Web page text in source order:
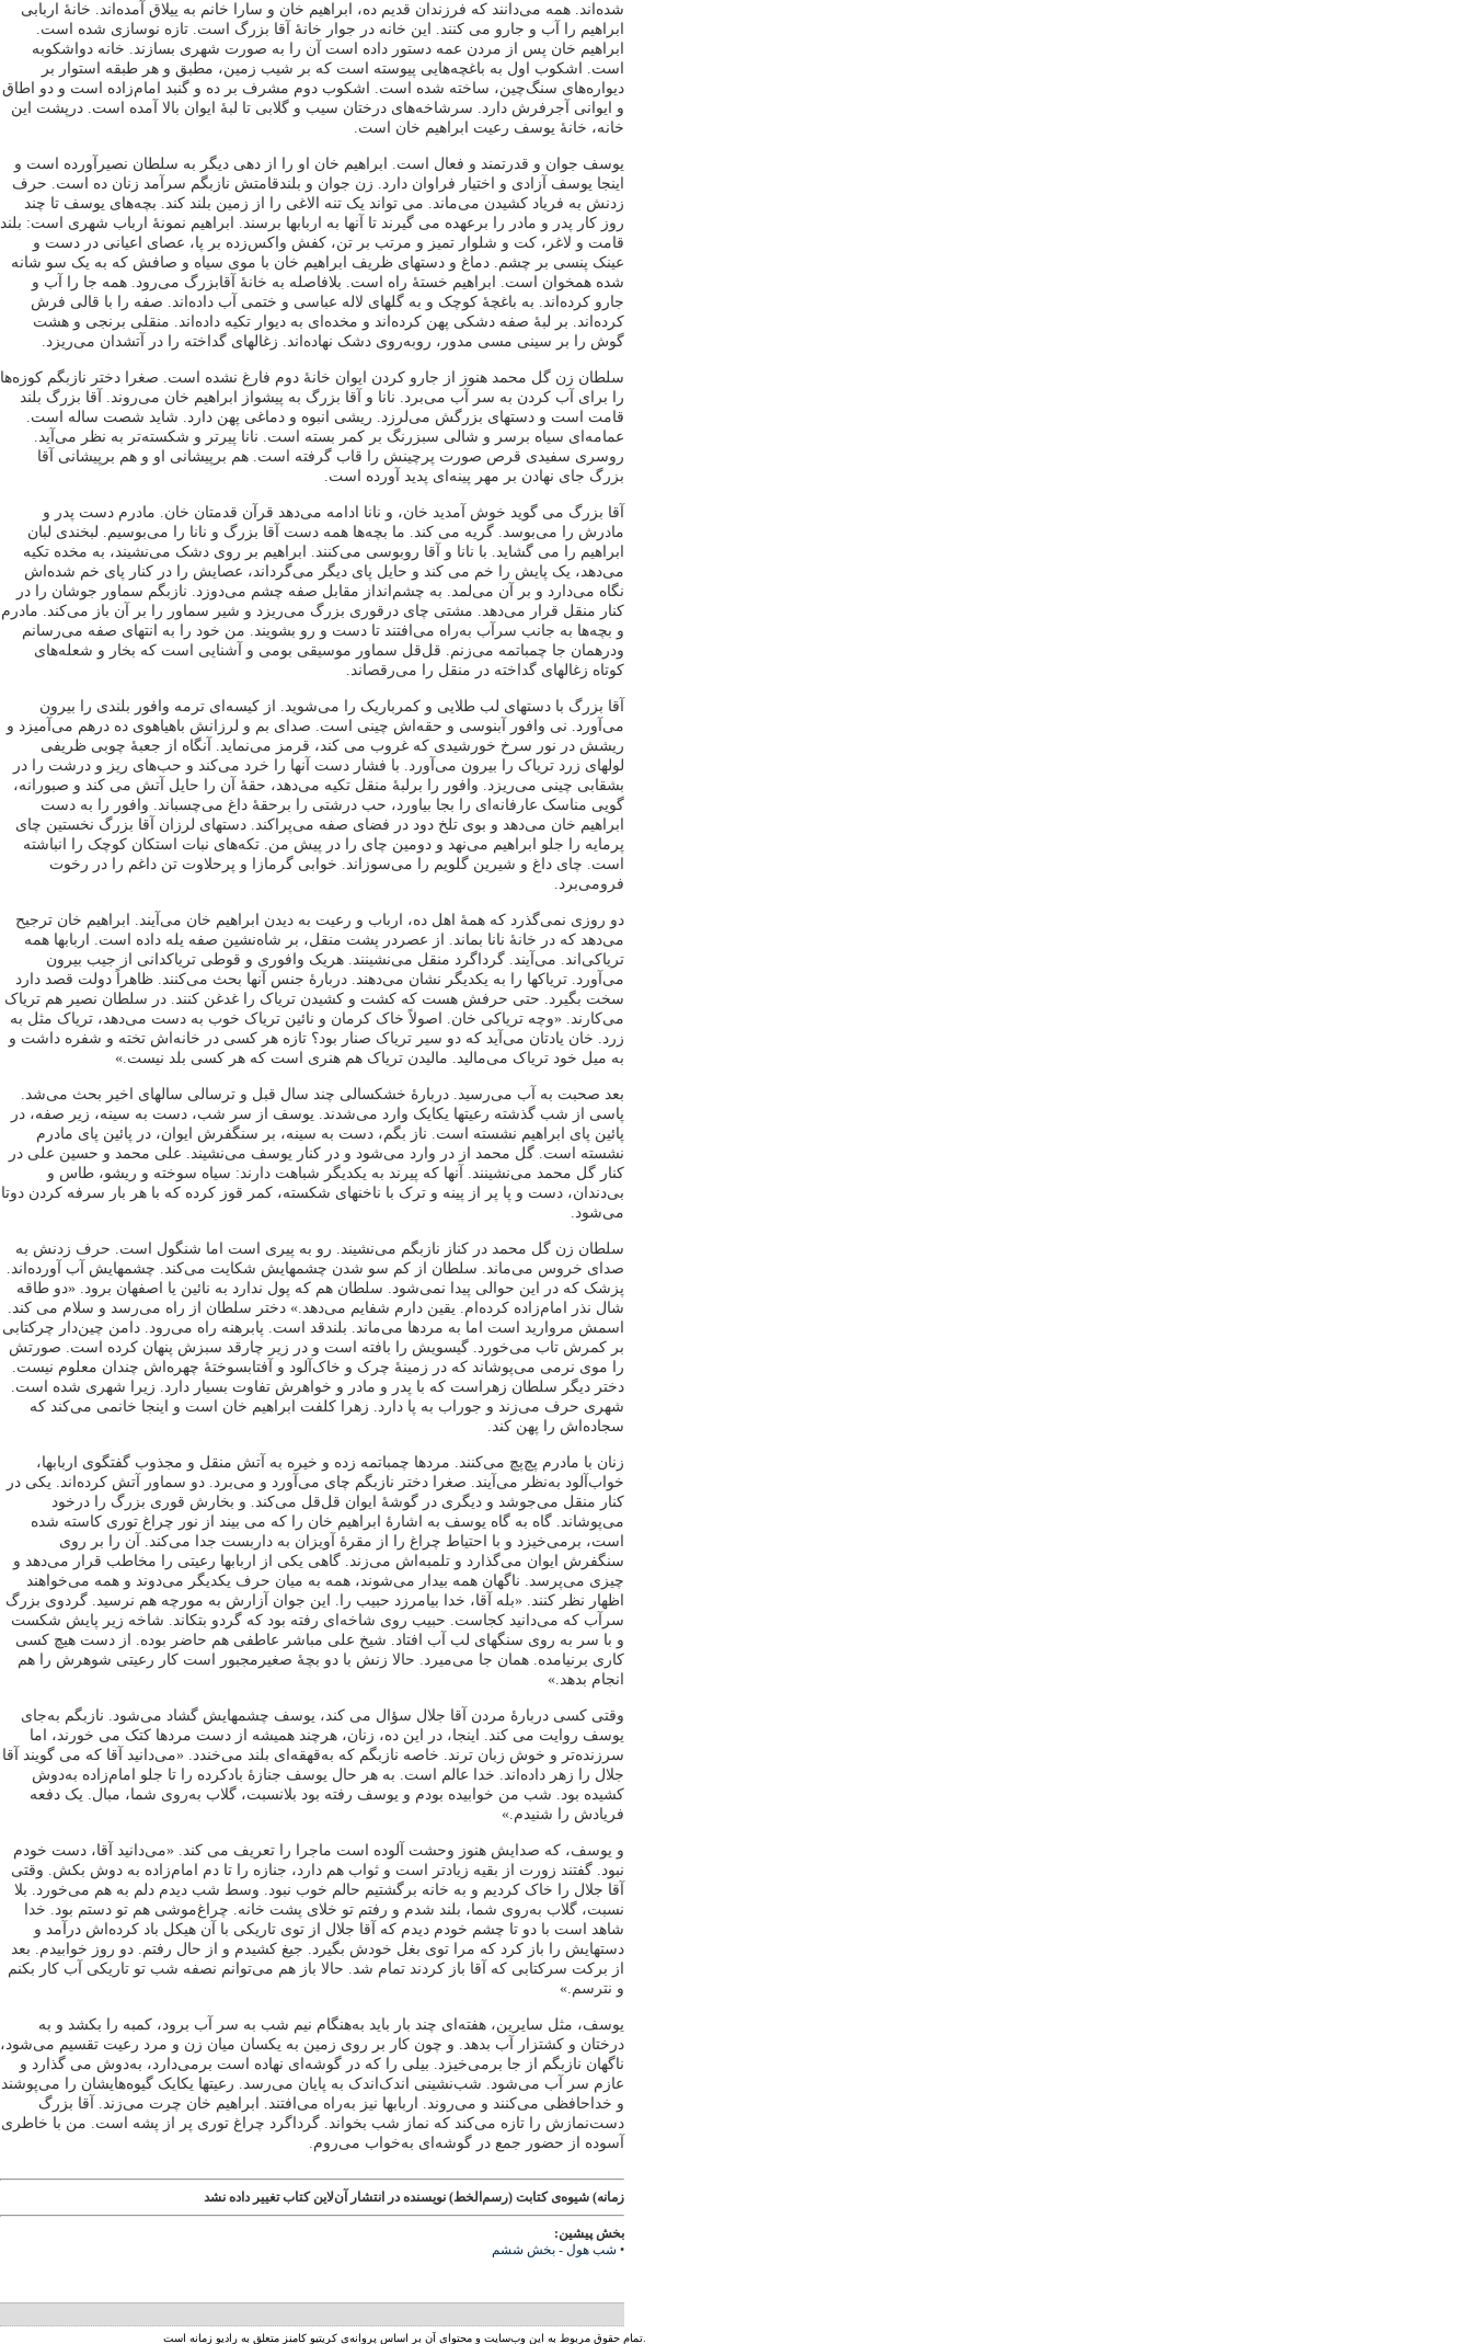
شده‌اند. همه می‌دانند که فرزندان قدیم ده، ابراهیم خان و سارا خانم به ییلاق آمده‌اند. خانۀ اربابی
ابراهیم را آب و جارو می کنند. این خانه در جوار خانۀ آقا بزرگ است. تازه نوسازی شده است.
ابراهیم خان پس از مردن عمه دستور داده است آن را به صورت شهری بسازند. خانه دواشکوبه
است. اشکوب اول به باغچه‌هایی پیوسته است که بر شیب زمین، مطبق و هر طبقه استوار بر
دیواره‌های سنگ‌چین، ساخته شده است. اشکوب دوم مشرف بر ده و گنبد امام‌زاده است و دو اطاق
و ایوانی آجرفرش دارد. سرشاخه‌های درختان سیب و گلابی تا لبۀ ایوان بالا آمده است. درپشت این
خانه، خانۀ یوسف رعیت ابراهیم خان است.
یوسف جوان و قدرتمند و فعال است. ابراهیم خان او را از دهی دیگر به سلطان نصیرآورده است و
اینجا یوسف آزادی و اختیار فراوان دارد. زن جوان و بلندقامتش نازبگم سرآمد زنان ده است. حرف
زدنش به فریاد کشیدن می‌ماند. می تواند یک تنه الاغی را از زمین بلند کند. بچه‌های یوسف تا چند
روز کار پدر و مادر را برعهده می گیرند تا آنها به اربابها برسند. ابراهیم نمونۀ ارباب شهری است: بلند
قامت و لاغر، کت و شلوار تمیز و مرتب بر تن، کفش واکس‌زده بر پا، عصای اعیانی در دست و
عینک پنسی بر چشم. دماغ و دستهای ظریف ابراهیم خان با موی سیاه و صافش که به یک سو شانه
شده همخوان است. ابراهیم خستۀ راه است. بلافاصله به خانۀ آقابزرگ می‌رود. همه‌ جا را آب و
جارو کرده‌اند. به باغچۀ کوچک و به گلهای لاله عباسی و ختمی آب داده‌اند. صفه را با قالی فرش
کرده‌اند. بر لبۀ صفه دشکی پهن کرده‌اند و مخده‌ای به دیوار تکیه داده‌اند. منقلی برنجی و هشت
گوش را بر سینی مسی مدور، روبه‌روی دشک نهاده‌اند. زغالهای گداخته را در آتشدان می‌ریزد.
سلطان زن گل محمد هنوز از جارو کردن ایوان خانۀ دوم فارغ نشده است. صغرا دختر نازبگم کوزه‌ها
را برای آب کردن به سر آب می‌برد. نانا و آقا بزرگ به پیشواز ابراهیم خان می‌روند. آقا بزرگ بلند
قامت است و دستهای بزرگش می‌لرزد. ریشی انبوه و دماغی پهن دارد. شاید شصت ساله است.
عمامه‌ای سیاه برسر و شالی سبزرنگ بر کمر بسته است. نانا پیرتر و شکسته‌تر به ‌نظر می‌آید.
روسری سفیدی قرص صورت پرچینش را قاب گرفته است. هم برپیشانی او و هم برپیشانی آقا
بزرگ جای نهادن بر مهر پینه‌ای پدید آورده است.
آقا بزرگ می گوید خوش آمدید خان، و نانا ادامه می‌دهد قرآن قدمتان خان. مادرم دست پدر و
مادرش را می‌بوسد. گریه می کند. ما بچه‌ها همه دست آقا بزرگ و نانا را می‌بوسیم. لبخندی لبان
ابراهیم را می گشاید. با نانا و آقا روبوسی می‌کنند. ابراهیم بر روی دشک می‌نشیند، به مخده تکیه
می‌دهد، یک پایش را خم می کند و حایل پای دیگر می‌‌گرداند، عصایش را در کنار پای خم شده‌اش
نگاه می‌دارد و بر آن می‌لمد. به چشم‌انداز مقابل صفه چشم می‌دوزد. نازبگم سماور جوشان را در
کنار منقل قرار می‌دهد. مشتی چای درقوری بزرگ می‌ریزد و شیر سماور را بر آن باز می‌کند. مادرم
و بچه‌ها به جانب سرآب به‌راه می‌افتند تا دست و رو بشویند. من خود را به انتهای صفه می‌رسانم
ودرهمان جا چمباتمه می‌زنم. قل‌قل سماور موسیقی بومی و آشنایی است که بخار و شعله‌های
کوتاه زغالهای گداخته در منقل را می‌رقصاند.
آقا بزرگ با دستهای لب طلایی و کمرباریک را می‌شوید. از کیسه‌ای ترمه وافور بلندی را بیرون
می‌آورد. نی‌ وافور آبنوسی و حقه‌اش چینی است. صدای بم و لرزانش باهیاهوی ده درهم می‌آمیزد و
ریشش در نور سرخ خورشیدی که غروب می کند، قرمز می‌نماید. آنگاه از جعبۀ چوبی ظریفی
لولهای زرد تریاک را بیرون می‌آورد. با فشار دست آنها را خرد می‌کند و حب‌های ریز و درشت را در
بشقابی چینی می‌ریزد. وافور را برلبۀ منقل تکیه می‌دهد، حقۀ آن را حایل آتش می کند و صبورانه،
گویی مناسک عارفانه‌ای را بجا بیاورد، حب درشتی را برحقۀ داغ می‌چسباند. وافور را به‌ دست
ابراهیم خان می‌دهد و بوی تلخ دود در فضای صفه می‌پراکند. دستهای لرزان آقا بزرگ نخستین چای
پرمایه را جلو ابراهیم می‌نهد و دومین چای را در پیش من. تکه‌های نبات استکان کوچک را انباشته
است. چای داغ و شیرین گلویم را می‌سوزاند. خوابی گرمازا و پرحلاوت تن داغم را در رخوت
فرومی‌برد.
دو روزی نمی‌گذرد که همۀ اهل ده، ارباب و رعیت به دیدن ابراهیم خان می‌آیند. ابراهیم خان ترجیح
می‌دهد که در خانۀ نانا بماند. از عصردر پشت منقل، بر شاه‌نشین صفه یله داده است. اربابها همه
تریاکی‌اند. می‌آیند. گرداگرد منقل می‌نشینند. هریک وافوری و قوطی تریاکدانی از جیب بیرون
می‌آورد. تریاکها را به ‌یکدیگر نشان می‌دهند. دربارۀ جنس آنها بحث می‌کنند. ظاهراً دولت قصد دارد
سخت بگیرد. حتی حرفش هست که کشت و کشیدن تریاک را غدغن کنند. در سلطان نصیر هم تریاک
می‌کارند. «وچه تریاکی خان. اصولاً خاک کرمان و نائین تریاک خوب به ‌دست می‌دهد، تریاک مثل به
زرد. خان یادتان می‌آید که دو سیر تریاک صنار بود؟ تازه هر کسی در خانه‌اش تخته و شفره داشت و
به میل خود تریاک می‌مالید. مالیدن تریاک هم هنری است که هر کسی بلد نیست.»
بعد صحبت به آب می‌رسید. دربارۀ خشکسالی چند سال قبل و ترسالی سالهای اخیر بحث می‌شد.
پاسی از شب گذشته رعیتها یکایک وارد می‌شدند. یوسف از سر شب، دست به ‌سینه، زیر صفه، در
پائین پای ابراهیم نشسته است. ناز بگم، دست به ‌سینه، بر سنگفرش ایوان، در پائین پای مادرم
نشسته است. گل محمد از در وارد می‌شود و در کنار یوسف می‌نشیند. علی محمد و حسین علی در
کنار گل محمد می‌نشینند. آنها که پیرند به یکدیگر شباهت دارند: سیاه سوخته و ریشو، طاس و
بی‌دندان، دست و پا پر از پینه و ترک با ناخنهای شکسته، کمر قوز کرده که با هر بار سرفه کردن دوتا
می‌شود.
سلطان زن گل محمد در کناز نازبگم می‌نشیند. رو به پیری است اما شنگول است. حرف زدنش به
صدای خروس می‌ماند. سلطان از کم سو شدن چشمهایش شکایت می‌کند. چشمهایش آب آورده‌اند.
پزشک که در این حوالی پیدا نمی‌شود. سلطان هم که پول ندارد به نائین یا اصفهان برود. «دو طاقه
شال نذر امام‌زاده کرده‌ام. یقین دارم شفایم می‌دهد.» دختر سلطان از راه می‌رسد و سلام می کند.
اسمش مروارید است اما به مردها می‌ماند. بلندقد است. پابرهنه راه می‌رود. دامن چین‌دار چرکتابی
بر کمرش تاب می‌خورد. گیسویش را بافته است و در زیر چارقد سبزش پنهان کرده است. صورتش
را موی نرمی می‌پوشاند که در زمینۀ چرک و خاک‌آلود و آفتابسوختۀ چهره‌‌اش چندان معلوم نیست.
دختر دیگر سلطان زهراست که با پدر و مادر و خواهرش تفاوت بسیار دارد. زیرا شهری شده است.
شهری حرف می‌زند و جوراب به ‌پا دارد. زهرا کلفت ابراهیم خان است و اینجا خانمی می‌کند که
سجاده‌اش را پهن کند.
زنان با مادرم پچ‌پچ می‌کنند. مردها چمباتمه زده و خیره به آتش منقل و مجذوب گفتگوی اربابها،
خواب‌آلود به‌نظر می‌آیند. صغرا دختر نازبگم چای می‌آورد و می‌برد. دو سماور آتش کرده‌اند. یکی در
کنار منقل می‌جوشد و دیگری در گوشۀ ایوان قل‌قل می‌کند. و بخارش قوری بزرگ را درخود
می‌پوشاند. گاه ‌به گاه یوسف به‌ اشارۀ ابراهیم خان را که می بیند از نور چراغ توری کاسته شده
است، برمی‌خیزد و با احتیاط چراغ را از مقرۀ آویزان به ‌داربست جدا می‌کند. آن را بر روی
سنگفرش ایوان می‌گذارد و تلمبه‌اش می‌زند. گاهی یکی از اربابها رعیتی را مخاطب قرار می‌دهد و
چیزی می‌پرسد. ناگهان همه بیدار می‌شوند، همه به میان حرف یکدیگر می‌دوند و همه می‌خواهند
اظهار نظر کنند. «بله آقا، خدا بیامرزد حبیب را. این جوان آزارش به مورچه هم نرسید. گردوی بزرگ
سرآب که می‌دانید کجاست. حبیب روی شاخه‌ای رفته بود که گردو بتکاند. شاخه زیر پایش شکست
و با سر به روی سنگهای لب آب افتاد. شیخ علی مباشر عاطفی هم حاضر بوده. از دست هیچ کسی
کاری برنیامده. همان جا می‌میرد. حالا زنش با دو بچۀ صغیرمجبور است کار رعیتی شوهرش را هم
انجام بدهد.»
وقتی کسی دربارۀ مردن آقا جلال سؤال می کند، یوسف چشمهایش گشاد می‌شود. نازبگم به‌جای
یوسف روایت می کند. اینجا، در این ده، زنان، هرچند همیشه از دست مردها کتک می خورند، اما
سرزنده‌تر و خوش زبان ترند. خاصه نازبگم که به‌قهقه‌ای بلند می‌خندد. «می‌دانید آقا که می گویند آقا
جلال را زهر داده‌اند. خدا عالم است. به‌ هر حال یوسف جنازۀ بادکرده را تا جلو امام‌زاده به‌دوش
کشیده بود. شب من خوابیده بودم و یوسف رفته بود بلانسبت، گلاب به‌روی شما، مبال. یک دفعه
فریادش را شنیدم.»
و یوسف، که صدایش هنوز وحشت آلوده است ماجرا را تعریف می کند. «می‌دانید آقا، دست خودم
نبود. گفتند زورت از بقیه زیادتر است و ثواب هم دارد، جنازه را تا دم امام‌زاده به‌ دوش بکش. وقتی
آقا جلال را خاک کردیم و به خانه برگشتیم حالم خوب نبود. وسط شب دیدم دلم به‌ هم می‌خورد. بلا
نسبت، گلاب به‌روی شما، بلند شدم و رفتم تو خلای پشت خانه. چراغ‌موشی هم تو دستم بود. خدا
شاهد است با دو تا چشم خودم دیدم که آقا جلال از توی تاریکی با آن هیکل باد کرده‌اش درآمد و
دستهایش را باز کرد که مرا توی بغل خودش بگیرد. جیغ کشیدم و از حال رفتم. دو روز خوابیدم. بعد
از برکت سرکتابی که آقا باز کردند تمام شد. حالا باز هم می‌توانم نصفه شب تو تاریکی آب کار بکنم
و نترسم.»
یوسف، مثل سایرین، هفته‌ای چند بار باید به‌هنگام نیم شب به سر آب برود، کمبه را بکشد و به
درختان و کشتزار آب بدهد. و چون کار بر روی زمین به یکسان میان زن و مرد رعیت تقسیم می‌شود،
ناگهان نازبگم از جا برمی‌خیزد. بیلی را که در گوشه‌ای نهاده است برمی‌دارد، به‌دوش می گذارد و
عازم سر آب می‌شود. شب‌نشینی اندک‌اندک به پایان می‌رسد. رعیتها یکایک گیوه‌هایشان را می‌پوشند
و خداحافظی می‌کنند و می‌روند. اربابها نیز به‌راه می‌افتند. ابراهیم خان چرت می‌زند. آقا بزرگ
دست‌نمازش را تازه می‌کند که نماز شب بخواند. گرداگرد چراغ توری پر از پشه است. من با خاطری
آسوده از حضور جمع در گوشه‌ای به‌خواب می‌روم.
زمانه) شیوه‌ی کتابت (رسم‌الخط) نویسنده در انتشار آن‌لاین کتاب تغییر داده نشد
بخش پیشین:
• شب هول - بخش ششم